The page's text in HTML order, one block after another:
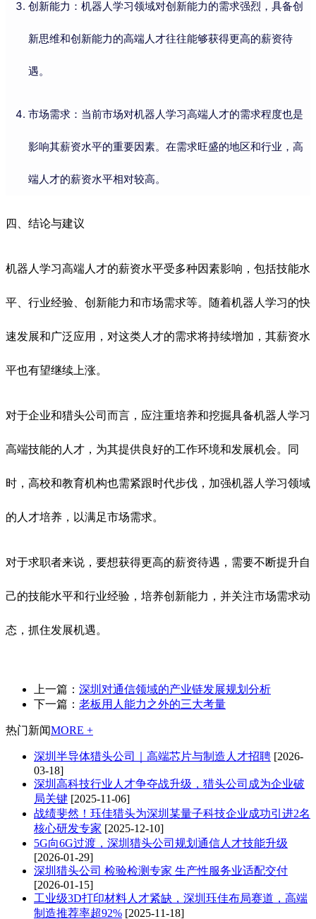
创新能力：机器人学习领域对创新能力的需求强烈，具备创
新思维和创新能力的高端人才往往能够获得更高的薪资待
遇。
市场需求：当前市场对机器人学习高端人才的需求程度也是
影响其薪资水平的重要因素。在需求旺盛的地区和行业，高
端人才的薪资水平相对较高。
四、结论与建议
机器人学习高端人才的薪资水平受多种因素影响，包括技能水
平、行业经验、创新能力和市场需求等。随着机器人学习的快
速发展和广泛应用，对这类人才的需求将持续增加，其薪资水
平也有望继续上涨。
对于企业和猎头公司而言，应注重培养和挖掘具备机器人学习
高端技能的人才，为其提供良好的工作环境和发展机会。同
时，高校和教育机构也需紧跟时代步伐，加强机器人学习领域
的人才培养，以满足市场需求。
对于求职者来说，要想获得更高的薪资待遇，需要不断提升自
己的技能水平和行业经验，培养创新能力，并关注市场需求动
态，抓住发展机遇。
上一篇： 深圳对通信领域的产业链发展规划分析
下一篇： 老板用人能力之外的三大考量
热门新闻MORE +
深圳半导体猎头公司｜高端芯片与制造人才招聘 [2026-
03-18]
深圳高科技行业人才争夺战升级，猎头公司成为企业破
局关键 [2025-11-06]
战绩斐然！珏佳猎头为深圳某量子科技企业成功引进2名
核心研发专家 [2025-12-10]
5G向6G过渡，深圳猎头公司规划通信人才技能升级
[2026-01-29]
深圳猎头公司 检验检测专家 生产性服务业适配交付
[2026-01-15]
工业级3D打印材料人才紧缺，深圳珏佳布局赛道，高端
制造推荐率超92% [2025-11-18]